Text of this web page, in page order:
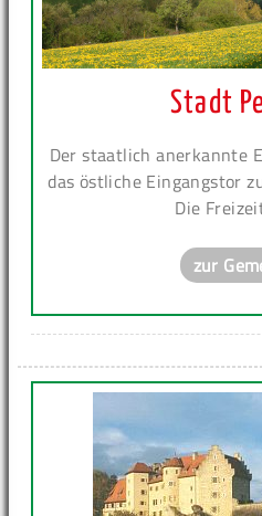
Stadt
Der staatlich anerkannte
das östliche Eingangstor
Die
zur